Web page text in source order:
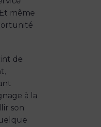
même
de
à la
son